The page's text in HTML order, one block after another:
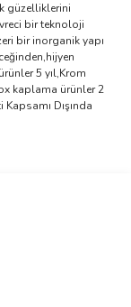
güzelliklerini
bir teknoloji
bir inorganik yapı
5 yıl,Krom
kaplama ürünler 2
Dışında